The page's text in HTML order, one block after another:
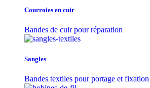
Courroies en cuir
Bandes de cuir pour réparation
Sangles
Bandes textiles pour portage et fixation